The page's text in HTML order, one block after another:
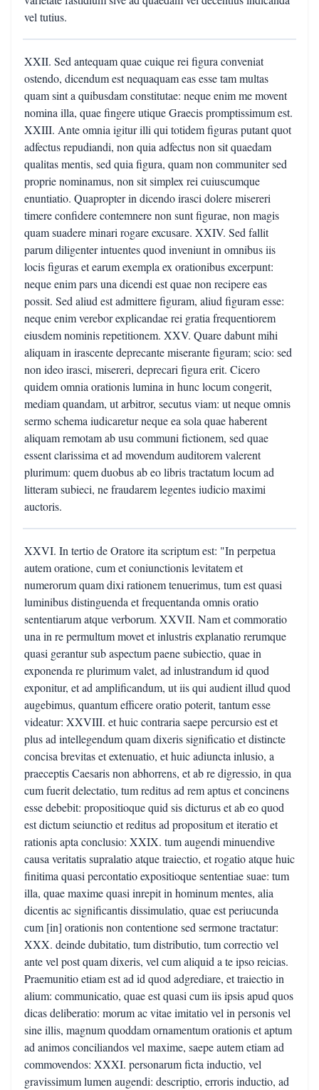
vel tutius.
XXII. Sed antequam quae cuique rei figura conveniat
ostendo, dicendum est nequaquam eas esse tam multas
quam sint a quibusdam constitutae: neque enim me movent
nomina illa, quae fingere utique Graecis promptissimum est.
XXIII. Ante omnia igitur illi qui totidem figuras putant quot
adfectus repudiandi, non quia adfectus non sit quaedam
qualitas mentis, sed quia figura, quam non communiter sed
proprie nominamus, non sit simplex rei cuiuscumque
enuntiatio. Quapropter in dicendo irasci dolere misereri
timere confidere contemnere non sunt figurae, non magis
quam suadere minari rogare excusare. XXIV. Sed fallit
parum diligenter intuentes quod inveniunt in omnibus iis
locis figuras et earum exempla ex orationibus excerpunt:
neque enim pars una dicendi est quae non recipere eas
possit. Sed aliud est admittere figuram, aliud figuram esse:
neque enim verebor explicandae rei gratia frequentiorem
eiusdem nominis repetitionem. XXV. Quare dabunt mihi
aliquam in irascente deprecante miserante figuram; scio: sed
non ideo irasci, misereri, deprecari figura erit. Cicero
quidem omnia orationis lumina in hunc locum congerit,
mediam quandam, ut arbitror, secutus viam: ut neque omnis
sermo schema iudicaretur neque ea sola quae haberent
aliquam remotam ab usu communi fictionem, sed quae
essent clarissima et ad movendum auditorem valerent
plurimum: quem duobus ab eo libris tractatum locum ad
litteram subieci, ne fraudarem legentes iudicio maximi
auctoris.
XXVI. In tertio de Oratore ita scriptum est: "In perpetua
autem oratione, cum et coniunctionis levitatem et
numerorum quam dixi rationem tenuerimus, tum est quasi
luminibus distinguenda et frequentanda omnis oratio
sententiarum atque verborum. XXVII. Nam et commoratio
una in re permultum movet et inlustris explanatio rerumque
quasi gerantur sub aspectum paene subiectio, quae in
exponenda re plurimum valet, ad inlustrandum id quod
exponitur, et ad amplificandum, ut iis qui audient illud quod
augebimus, quantum efficere oratio poterit, tantum esse
videatur: XXVIII. et huic contraria saepe percursio est et
plus ad intellegendum quam dixeris significatio et distincte
concisa brevitas et extenuatio, et huic adiuncta inlusio, a
praeceptis Caesaris non abhorrens, et ab re digressio, in qua
cum fuerit delectatio, tum reditus ad rem aptus et concinens
esse debebit: propositioque quid sis dicturus et ab eo quod
est dictum seiunctio et reditus ad propositum et iteratio et
rationis apta conclusio: XXIX. tum augendi minuendive
causa veritatis supralatio atque traiectio, et rogatio atque huic
finitima quasi percontatio expositioque sententiae suae: tum
illa, quae maxime quasi inrepit in hominum mentes, alia
dicentis ac significantis dissimulatio, quae est periucunda
cum [in] orationis non contentione sed sermone tractatur:
XXX. deinde dubitatio, tum distributio, tum correctio vel
ante vel post quam dixeris, vel cum aliquid a te ipso reicias.
Praemunitio etiam est ad id quod adgrediare, et traiectio in
alium: communicatio, quae est quasi cum iis ipsis apud quos
dicas deliberatio: morum ac vitae imitatio vel in personis vel
sine illis, magnum quoddam ornamentum orationis et aptum
ad animos conciliandos vel maxime, saepe autem etiam ad
commovendos: XXXI. personarum ficta inductio, vel
gravissimum lumen augendi: descriptio, erroris inductio, ad